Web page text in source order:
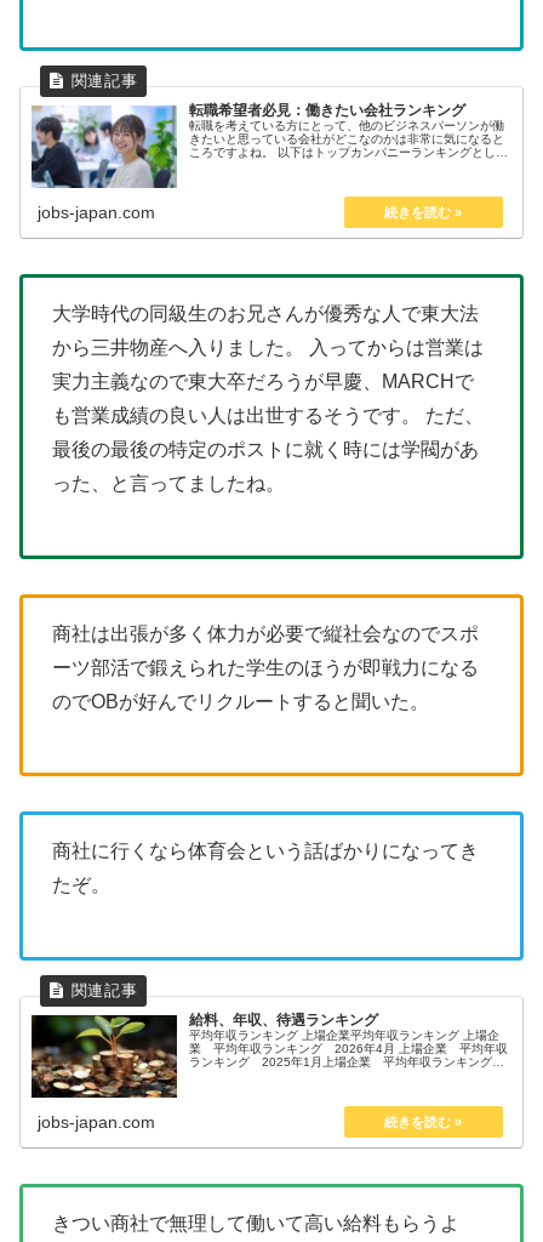
転職希望者必見：働きたい会社ランキング
転職を考えている方にとって、他のビジネスパーソンが働
きたいと思っている会社がどこなのかは非常に気になると
ころですよね。 以下はトップカンパニーランキングとして
jobs-japan.com
大学時代の同級生のお兄さんが優秀な人で東大法
から三井物産へ入りました。 入ってからは営業は
実力主義なので東大卒だろうが早慶、MARCHで
も営業成績の良い人は出世するそうです。 ただ、
最後の最後の特定のポストに就く時には学閥があ
った、と言ってましたね。
商社は出張が多く体力が必要で縦社会なのでスポ
ーツ部活で鍛えられた学生のほうが即戦力になる
のでOBが好んでリクルートすると聞いた。
商社に行くなら体育会という話ばかりになってき
たぞ。
給料、年収、待遇ランキング
平均年収ランキング 上場企業平均年収ランキング 上場企
業 平均年収ランキング 2026年4月 上場企業 平均年収
ランキング 2025年1月上場企業 平均年収ランキング
jobs-japan.com
きつい商社で無理して働いて高い給料もらうよ